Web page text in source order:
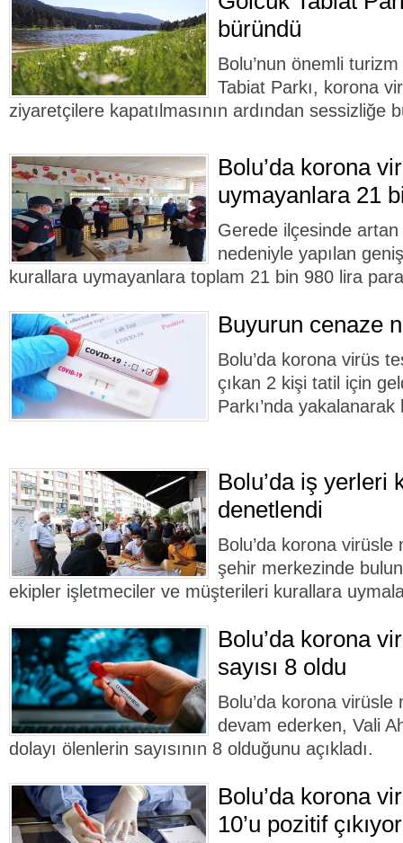
büründü
Bolu’nun önemli
Tabiat Parkı, korona
ziyaretçilere kapatılmasının ardından sessizliğe
Bolu’da korona
uymayanlara 21
Gerede ilçesinde
nedeniyle yapılan
kurallara uymayanlara toplam 21 bin 980 lira
Buyurun cenaze
Bolu’da korona virüs
çıkan 2 kişi tatil için
Parkı’nda
Bolu’da iş yerleri
denetlendi
Bolu’da korona virüsle
şehir merkezinde
ekipler işletmeciler ve müşterileri kurallara
Bolu’da korona
sayısı 8 oldu
Bolu’da korona
devam ederken, Vali
dolayı ölenlerin sayısının 8 olduğunu açıkladı.
Bolu’da korona
10’u pozitif çıkıyor